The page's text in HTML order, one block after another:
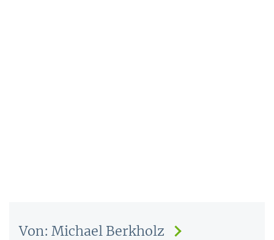
Von: Michael Berkholz